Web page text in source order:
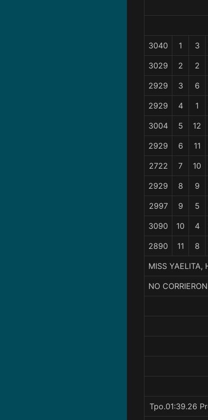
3040 1 3
3029 2 2
2929 3 6
2929 4 1
3004 5 12
2929 6 11
2722 7 10
2929 8 9
2997 9 5
3090 10 4
2890 11 8
MISS YAELITA,
NO
Tpo.01:39.26